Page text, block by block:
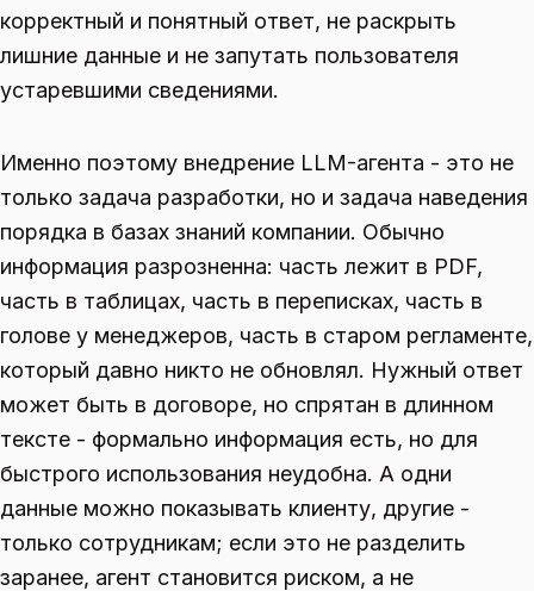
корректный и понятный ответ, не раскрыть
лишние данные и не запутать пользователя
устаревшими сведениями.
Именно поэтому внедрение LLM-агента - это не
только задача разработки, но и задача наведения
порядка в базах знаний компании. Обычно
информация разрозненна: часть лежит в PDF,
часть в таблицах, часть в переписках, часть в
голове у менеджеров, часть в старом регламенте,
который давно никто не обновлял. Нужный ответ
может быть в договоре, но спрятан в длинном
тексте - формально информация есть, но для
быстрого использования неудобна. А одни
данные можно показывать клиенту, другие -
только сотрудникам; если это не разделить
заранее, агент становится риском, а не